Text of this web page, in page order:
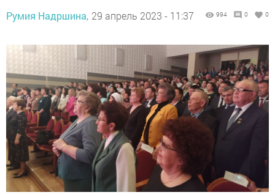
Румия Надршина, 29 апрель 2023 - 11:37 994 0 0